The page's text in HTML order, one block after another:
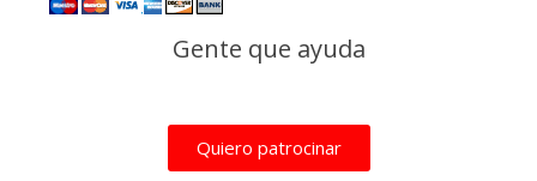
Gente que ayuda
Quiero patrocinar